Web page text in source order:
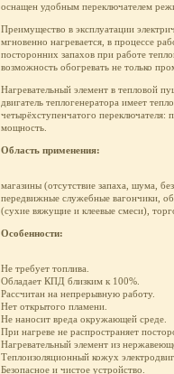
оснащен удобным переключателем
Преимущество в эксплуатации
мгновенно нагревается, в процессе
посторонних запахов при работе
возможность обогревать не только
Нагревательный элемент в тепловой
двигатель теплогенератора имеет
четырёхступенчатого
мощность.
Область применения:
магазины (отсутствие запаха, шума,
передвижные служебные вагончики,
(сухие вяжущие и клеевые смеси),
Особенности:
Не требует топлива.
Обладает КПД близким к 100%.
Рассчитан на непрерывную работу.
Нет открытого пламени.
Не наносит вреда окружающей среде.
При нагреве не распространяет
Нагревательный элемент из
Теплоизоляционный кожух
Безопасное и чистое устройство.